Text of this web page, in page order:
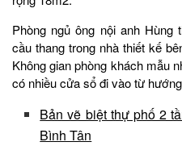
Phòng ngủ ông nội anh
cầu thang trong nhà thiết kế
Không gian phòng khách mẫu
có nhiều cửa sổ đi vào từ
Bản vẽ biệt thự phố 2
Bình Tân